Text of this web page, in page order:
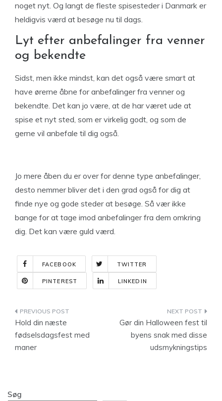
noget nyt. Og langt de fleste spisesteder i Danmark er
heldigvis værd at besøge nu til dags.
Lyt efter anbefalinger fra venner
og bekendte
Sidst, men ikke mindst, kan det også være smart at
have ørerne åbne for anbefalinger fra venner og
bekendte. Det kan jo være, at de har været ude at
spise et nyt sted, som er virkelig godt, og som de
gerne vil anbefale til dig også.
Jo mere åben du er over for denne type anbefalinger,
desto nemmer bliver det i den grad også for dig at
finde nye og gode steder at besøge. Så vær ikke
bange for at tage imod anbefalinger fra dem omkring
dig. Det kan være guld værd.
FACEBOOK TWITTER
PINTEREST LINKEDIN
Indlægsnavigation
Hold din næste
fødselsdagsfest med
maner
Gør din Halloween fest til
byens snak med disse
udsmykningstips
Søg